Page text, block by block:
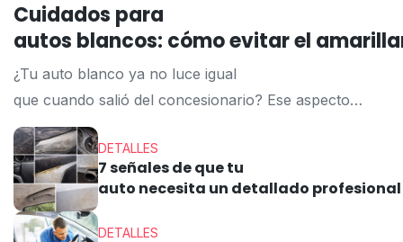
Cuidados para
autos blancos: cómo evitar el
¿Tu auto blanco ya no luce igual
que cuando salió del concesionario? Ese aspecto
opaco, con manchas difíciles o un tono
que ya no parece tan blanco, no es inevitable.
Es simplemente la consecuencia de una rutina
de mantenimiento que necesita ajustarse. El
color blanco transmite limpieza, elegancia y modernidad,
DETALLES
7 señales de que tu
auto necesita un detallado
DETALLES